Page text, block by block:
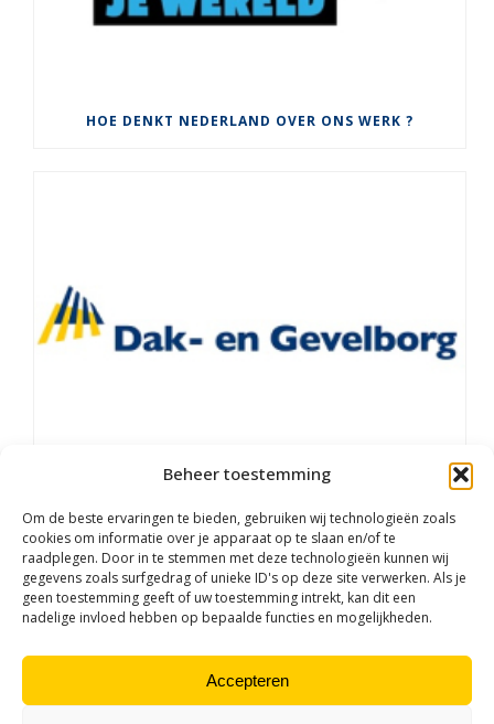
Beheer toestemming
Om de beste ervaringen te bieden, gebruiken wij technologieën zoals
cookies om informatie over je apparaat op te slaan en/of te
raadplegen. Door in te stemmen met deze technologieën kunnen wij
gegevens zoals surfgedrag of unieke ID's op deze site verwerken. Als je
geen toestemming geeft of uw toestemming intrekt, kan dit een
nadelige invloed hebben op bepaalde functies en mogelijkheden.
Accepteren
HOE DENKT NEDERLAND OVER ONS WERK ?